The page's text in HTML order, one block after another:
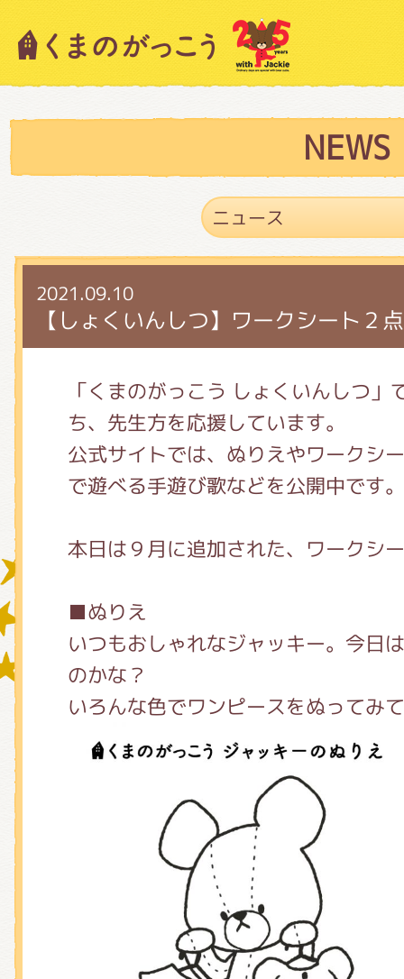
NEWS
2021.09.10
【しょくいんしつ】ワークシート２
「くまのがっこう しょくいんしつ
ち、先生方を応援しています。
公式サイトでは、ぬりえやワークシ
で遊べる手遊び歌などを公開中です。
本日は９月に追加された、ワークシ
■ぬりえ
いつもおしゃれなジャッキー。今日
のかな？
いろんな色でワンピースをぬってみ
キャラクター紹介
スタッフブログ
絵本・作家紹介
ショップインフォメーション
グッズインフォメーション
ミュージカル・コンサート
おたのしみコンテンツ(クイズ・
くまのがっこう しょくいんしつ
くまのがっこう 家庭科部